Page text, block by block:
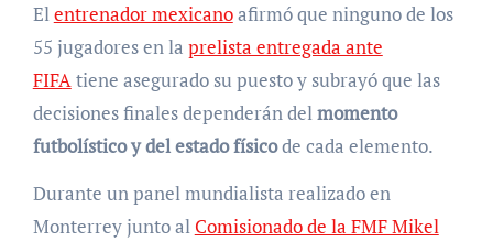
Elentrenador mexicanoafirmó que ninguno de los
55 jugadores en la prelista entregada ante
FIFAtiene asegurado su puesto y subrayó que las
decisiones finales dependerán delmomento
futbolístico y del estado físicode cada elemento.
Durante un panel mundialista realizado en
Monterrey junto al Comisionado de la FMF Mikel